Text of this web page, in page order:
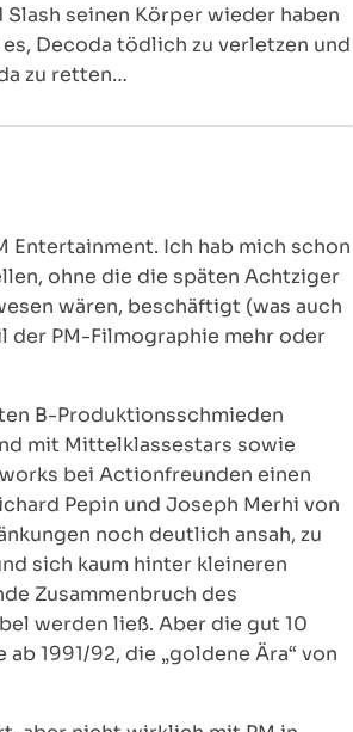
seinen Körper wieder haben
Decoda tödlich zu verletzen und
zu retten…
Entertainment. Ich hab mich schon
ohne die die späten Achtziger
wären, beschäftigt (was auch
der PM-Filmographie mehr oder
B-Produktionsschmieden
mit Mittelklassestars sowie
bei Actionfreunden einen
Pepin und Joseph Merhi von
noch deutlich ansah, zu
sich kaum hinter kleineren
Zusammenbruch des
werden ließ. Aber die gut 10
1991/92, die „goldene Ära“ von